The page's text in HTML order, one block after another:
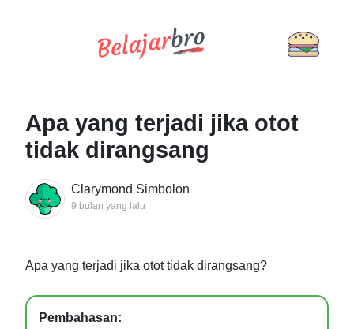
Apa yang terjadi jika otot
tidak dirangsang
Clarymond Simbolon
9 bulan yang lalu
Apa yang terjadi jika otot tidak dirangsang?
Pembahasan: